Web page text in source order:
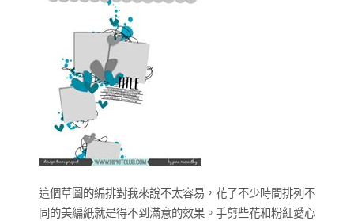
這個草圖的編排對我來說不太容易，花了不少時間排列不
同的美編紙就是得不到滿意的效果。手剪些花和粉紅愛心